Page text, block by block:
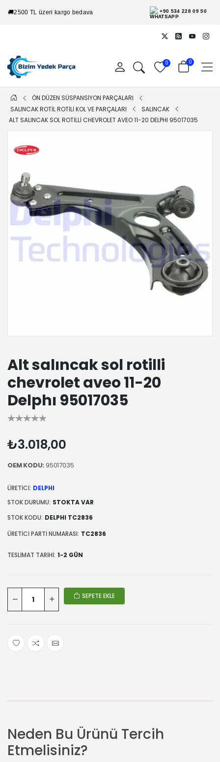
🚚2500 TL üzeri kargo bedava +90 534 228 09 50
0 0
ÖN DÜZEN SÜSPANSİYON PARÇALARI
SALINCAK ROTİL ROTİLİ KOL VE PARÇALARI
SALINCAK
ALT SALINCAK SOL ROTILLI CHEVROLET AVEO 11-20 DELPHI 95017035
Alt salıncak sol rotilli
chevrolet aveo 11-20
Delphı 95017035
₺3.018,00
OEM KODU: 95017035
ÜRETICI: DELPHI
STOK DURUMU: STOKTA VAR
STOK KODU: DELPHI TC2836
ÜRETICI PARTI NUMARASI: TC2836
TESLIMAT TARIHI: 1-2 GÜN
SEPETE EKLE
Neden Bu Ürünü Tercih
Etmelisiniz?